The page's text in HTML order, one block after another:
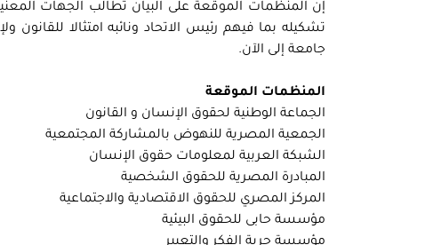
إن المنظمات الموقعة على البيان تطالب الجهات
جامعة إلى الآن.
المنظمات الموقعة
الجماعة الوطنية لحقوق الإنسان و القانون
الجمعية المصرية للنهوض بالمشاركة المجتمعية
الشبكة العربية لمعلومات حقوق الإنسان
المبادرة المصرية للحقوق الشخصية
المركز المصري للحقوق الاقتصادية والاجتماعية
مؤسسة حابى للحقوق البيئية